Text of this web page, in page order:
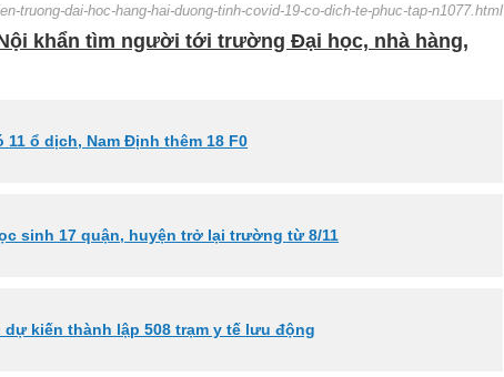
truong-dai-hoc-hang-hai-duong-tinh-covid-19-co-dich-te-phuc-tap-n1077.html
khẩn tìm người tới trường Đại học, nhà hàng,
11 ổ dịch, Nam Định thêm 18 F0
sinh 17 quận, huyện trở lại trường từ 8/11
kiến thành lập 508 trạm y tế lưu động